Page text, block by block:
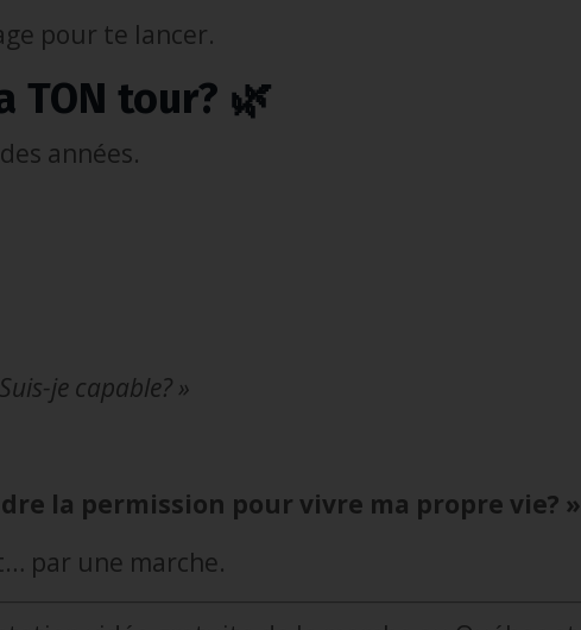
pour te lancer.
TON tour? 🌿
années.
je capable? »
la permission pour vivre ma propre vie? »
par une marche.